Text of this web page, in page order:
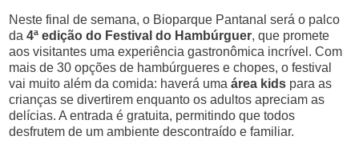
Neste final de semana, o Bioparque Pantanal será o palco
da4ª edição do Festival do Hambúrguer, que promete
aos visitantes uma experiência gastronômica incrível. Com
mais de 30 opções de hambúrgueres e chopes, o festival
vai muito além da comida: haverá umaárea kids para as
crianças se divertirem enquanto os adultos apreciam as
delícias. A entrada é gratuita, permitindo que todos
desfrutem de um ambiente descontraído e familiar.